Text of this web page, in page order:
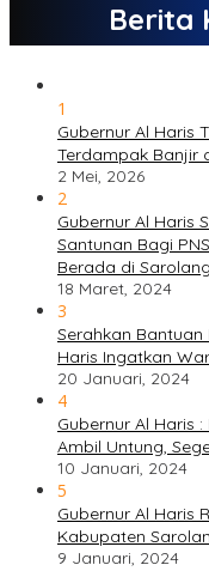
Berita
1
Gubernur Al Haris
Terdampak Banjir
2 Mei, 2026
2
Gubernur Al Haris
Santunan Bagi
Berada di
18 Maret, 2024
3
Serahkan Bantuan
Haris Ingatkan
20 Januari, 2024
4
Gubernur Al Haris
Ambil Untung,
10 Januari, 2024
5
Gubernur Al Haris
Kabupaten
9 Januari, 2024